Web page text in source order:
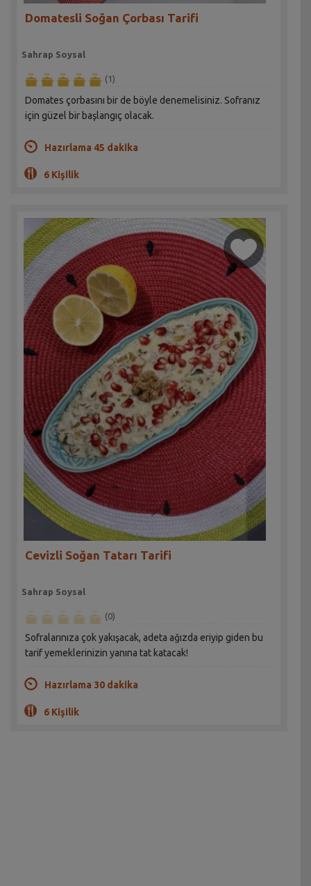
Domatesli Soğan Çorbası Tarifi
Sahrap Soysal
(1)
Domates çorbasını bir de böyle denemelisiniz. Sofranız
için güzel bir başlangıç olacak.
Hazırlama 45 dakika
6 Kişilik
Cevizli Soğan Tatarı Tarifi
Sahrap Soysal
(0)
Sofralarınıza çok yakışacak, adeta ağızda eriyip giden bu
tarif yemeklerinizin yanına tat katacak!
Hazırlama 30 dakika
6 Kişilik